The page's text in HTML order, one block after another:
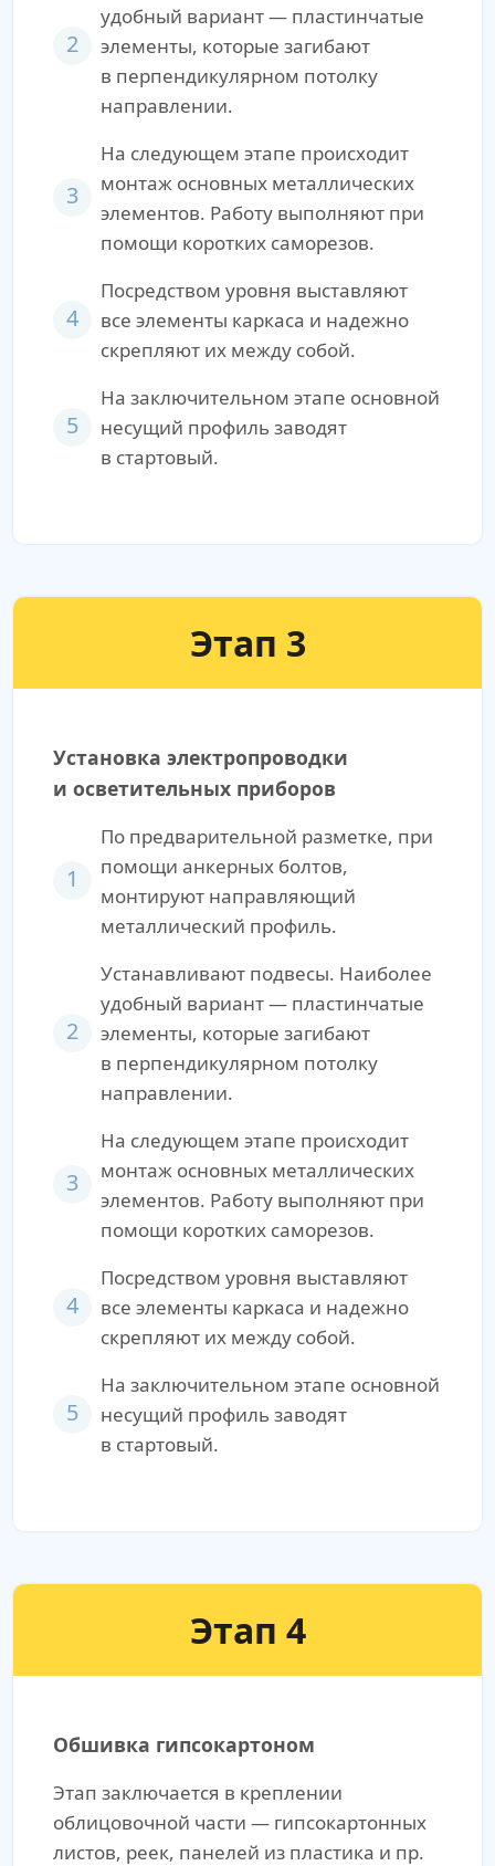
2
удобный вариант — пластинчатые
элементы, которые загибают
в перпендикулярном потолку
направлении.
3
На следующем этапе происходит
монтаж основных металлических
элементов. Работу выполняют при
помощи коротких саморезов.
4
Посредством уровня выставляют
все элементы каркаса и надежно
скрепляют их между собой.
5
На заключительном этапе основной
несущий профиль заводят
в стартовый.
Этап 3
Установка электропроводки
и осветительных приборов
1
По предварительной разметке, при
помощи анкерных болтов,
монтируют направляющий
металлический профиль.
2
Устанавливают подвесы. Наиболее
удобный вариант — пластинчатые
элементы, которые загибают
в перпендикулярном потолку
направлении.
3
На следующем этапе происходит
монтаж основных металлических
элементов. Работу выполняют при
помощи коротких саморезов.
4
Посредством уровня выставляют
все элементы каркаса и надежно
скрепляют их между собой.
5
На заключительном этапе основной
несущий профиль заводят
в стартовый.
Этап 4
Обшивка гипсокартоном
Этап заключается в креплении
облицовочной части — гипсокартонных
листов, реек, панелей из пластика и пр.